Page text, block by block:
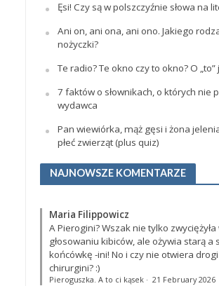
Ęsi! Czy są w polszczyźnie słowa na
Ani on, ani ona, ani ono. Jakiego
nożyczki?
Te radio? Te okno czy to okno? O
7 faktów o słownikach, o których nie
wydawca
Pan wiewiórka, mąż gęsi i żona
płeć zwierząt (plus quiz)
NAJNOWSZE KOMENTARZE
Maria Filippowicz
A Pierogini? Wszak nie tylko zwyciężyła
głosowaniu kibiców, ale ożywia starą a
końcówkę -ini! No i czy nie otwiera
chirurgini? :)
Pieroguszka. A to ci kąsek· 21 February 2026